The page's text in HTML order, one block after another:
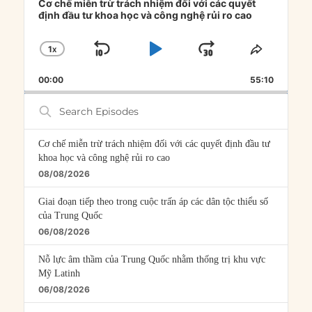
Cơ chế miễn trừ trách nhiệm đối với các quyết
định đầu tư khoa học và công nghệ rủi ro cao
CHANGE
RATE
1X
SKIP
PLAYJUMP
FORWARD
SHARE
00:00 55:10
Search
Episodes
Cơ chế miễn trừ trách nhiệm đối với các quyết định đầu tư
khoa học và công nghệ rủi ro cao
08/08/2026
Giai đoạn tiếp theo trong cuộc trấn áp các dân tộc thiểu số
của Trung Quốc
06/08/2026
Nỗ lực âm thầm của Trung Quốc nhằm thống trị khu vực
Mỹ Latinh
06/08/2026